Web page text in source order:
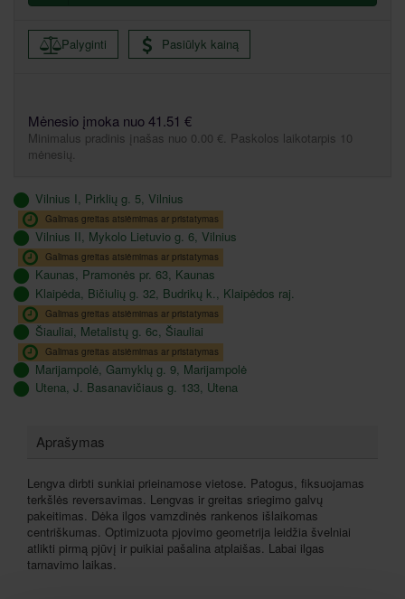
Palyginti Pasiūlyk kainą
Mėnesio įmoka nuo 41.51 €
Minimalus pradinis įnašas nuo 0.00 €. Paskolos laikotarpis 10
mėnesių.
Vilnius I, Pirklių g. 5, Vilnius
Galimas greitas atsiėmimas ar pristatymas
Vilnius II, Mykolo Lietuvio g. 6, Vilnius
Galimas greitas atsiėmimas ar pristatymas
Kaunas, Pramonės pr. 63, Kaunas
Klaipėda, Bičiulių g. 32, Budrikų k., Klaipėdos raj.
Galimas greitas atsiėmimas ar pristatymas
Šiauliai, Metalistų g. 6c, Šiauliai
Galimas greitas atsiėmimas ar pristatymas
Marijampolė, Gamyklų g. 9, Marijampolė
Utena, J. Basanavičiaus g. 133, Utena
Aprašymas
Lengva dirbti sunkiai prieinamose vietose. Patogus, fiksuojamas
terkšlės reversavimas. Lengvas ir greitas sriegimo galvų
pakeitimas. Dėka ilgos vamzdinės rankenos išlaikomas
centriškumas. Optimizuota pjovimo geometrija leidžia švelniai
atlikti pirmą pjūvį ir puikiai pašalina atplaišas. Labai ilgas
tarnavimo laikas.